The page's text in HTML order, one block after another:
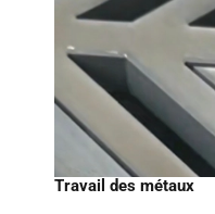
Travail des métaux